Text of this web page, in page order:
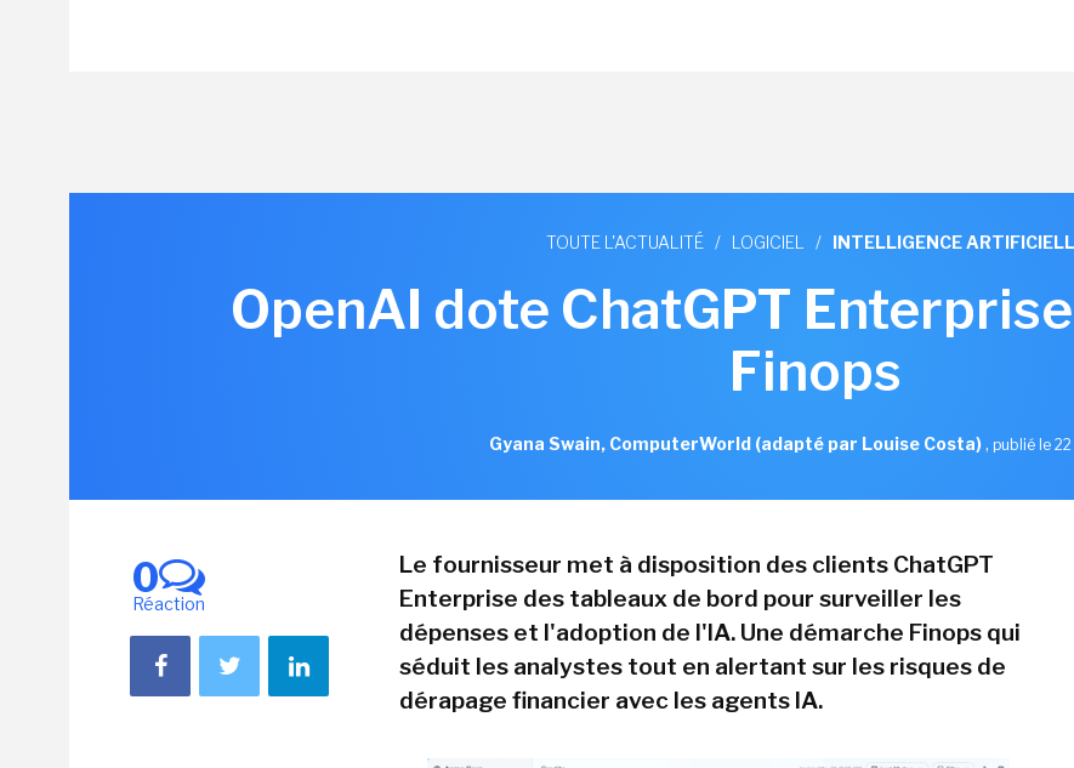
TOUTE L'ACTUALITÉ / LOGICIEL / INTELLIGENCE
OpenAI dote ChatGPT
Finops
Gyana Swain, ComputerWorld (adapté par Louise Costa), publié le
0
Réaction
Le fournisseur met à disposition des clients ChatGPT
Enterprise des tableaux de bord pour surveiller les
dépenses et l'adoption de l'IA. Une démarche Finops qui
séduit les analystes tout en alertant sur les risques de
dérapage financier avec les agents IA.